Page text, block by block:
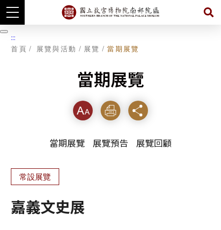
跳
到
暫
停
:::
首頁 展覽與活動 展覽 當期展覽
當期展覽
字級 列印 分享
當期展覽 展覽預告 展覽回顧
常設展覽
嘉義文史展